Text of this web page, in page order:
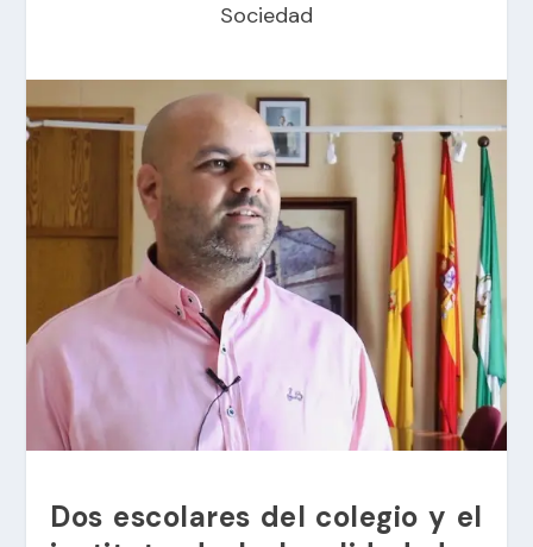
Sociedad
Dos escolares del colegio y el